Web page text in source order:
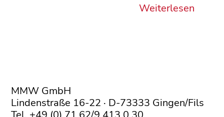
Weiterlesen
MMW GmbH
Lindenstraße 16-22 · D-73333 Gingen/Fils